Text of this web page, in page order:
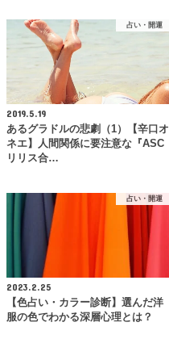
占い・開運
2019.5.19
あるグラドルの悲劇（1）【辛口オ
ネエ】人間関係に要注意な『ASC
リリス合…
占い・開運
2023.2.25
【色占い・カラー診断】選んだ洋
服の色でわかる深層心理とは？